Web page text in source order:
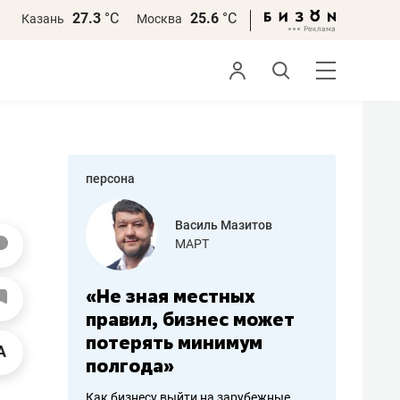
Казань 27.3 °С Москва 25.6 °С
персона
работа
Василь Мазитов
МАРТ
«Не зная местных
правил, бизнес может
потерять минимум
полгода»